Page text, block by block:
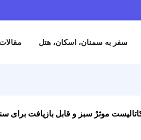
اسکان، هتل مقالات ثبت نام